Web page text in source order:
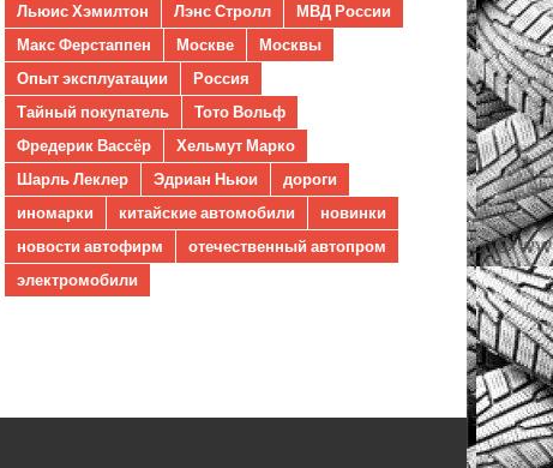
Льюис Хэмилтон
Лэнс Стролл
МВД России
Макс Ферстаппен
Москве
Москвы
Опыт эксплуатации
Россия
Тайный покупатель
Тото Вольф
Фредерик Вассёр
Хельмут Марко
Шарль Леклер
Эдриан Ньюи
дороги
иномарки
китайские автомобили
новинки
новости автофирм
отечественный автопром
электромобили